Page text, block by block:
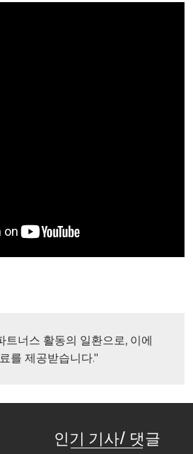
트너스 활동의 일환으로, 이에
를 제공받습니다."
인기 기사/ 댓글